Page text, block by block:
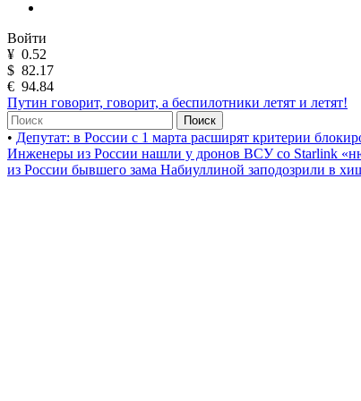
Войти
¥ 0.52
$ 82.17
€ 94.84
Путин говорит, говорит, а беспилотники летят и летят!
Поиск
• Депутат: в России с 1 марта расширят критерии
Инженеры из России нашли у дронов ВСУ со Starlink
из России бывшего зама Набиуллиной заподозрили в